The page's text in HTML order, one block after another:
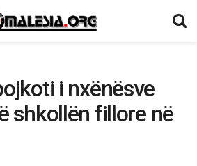
i nxënësve
shkollën fillore në